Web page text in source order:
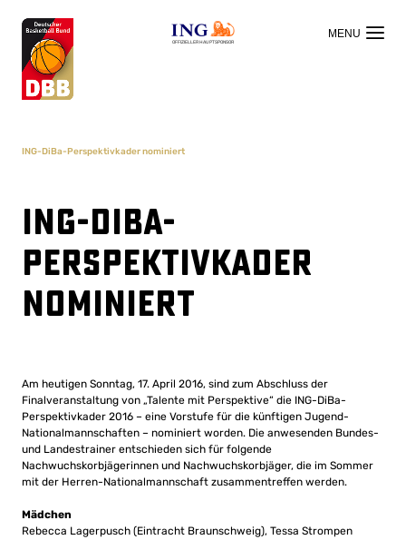
OFFIZIELLER HAUPTSPONSOR
ING-DiBa-Perspektivkader nominiert
ING-DiBa-
Perspektivkader
nominiert
Am heutigen Sonntag, 17. April 2016, sind zum Abschluss der
Finalveranstaltung von „Talente mit Perspektive“ die ING-DiBa-
Perspektivkader 2016 – eine Vorstufe für die künftigen Jugend-
Nationalmannschaften – nominiert worden. Die anwesenden Bundes-
und Landestrainer entschieden sich für folgende
Nachwuchskorbjägerinnen und Nachwuchskorbjäger, die im Sommer
mit der Herren-Nationalmannschaft zusammentreffen werden.
Mädchen
Rebecca Lagerpusch (Eintracht Braunschweig), Tessa Strompen